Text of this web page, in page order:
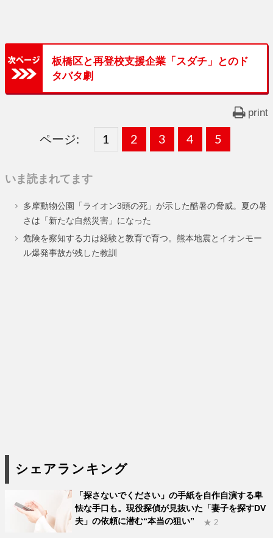
板橋区と再登校支援企業「スダチ」とのド
タバタ劇
print
ページ:
固
ー
ジ
1 ,
固
ー
ジ
2 ,
固
ー
ジ
3 ,
固
ー
ジ
4 ,
固
ー
ジ
5
いま読まれてます
多摩動物公園「ライオン3頭の死」が示した酷暑の脅威。夏の暑
さは「新たな自然災害」になった
危険を察知する力は経験と教育で育つ。熊本地震とイオンモー
ル爆発事故が残した教訓
シェアランキング
「探さないでください」の手紙を自作自演する卑
怯な手口も。現役探偵が見抜いた「妻子を探すDV
夫」の依頼に潜む“本当の狙い”
★ 2